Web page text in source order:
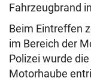
Fahrzeugbrand
Beim Eintreffen
im Bereich der
Polizei wurde
Motorhaube